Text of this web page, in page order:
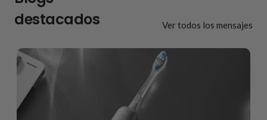
destacados
Ver todos los mensajes